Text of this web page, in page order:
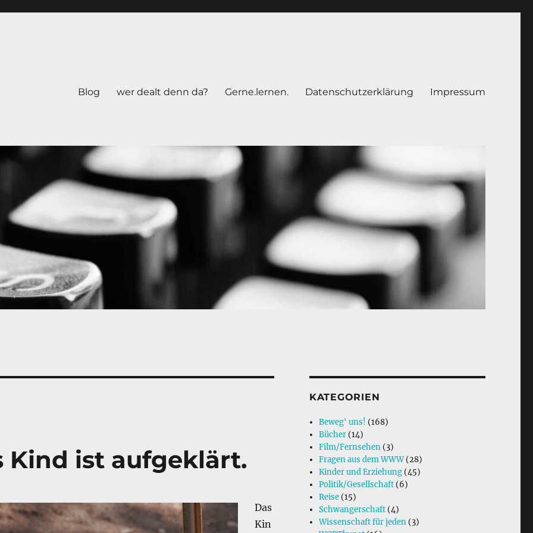
Blog wer dealt denn da? Gerne.lernen. Datenschutzerklärung Impressum
Kind ist aufgeklärt.
Das
Kin
KATEGORIEN
Beweg' uns! (168)
Bücher (14)
Film/Fernsehen (3)
Fragen aus dem WWW(28)
Kinder und Erziehung (45)
Politik/Gesellschaft (6)
Reise (15)
Schwangerschaft (4)
Wissenschaft für jeden (3)